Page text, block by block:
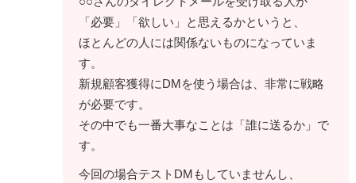
「必要」「欲しい」と思えるかというと、
ほとんどの人には関係ないものになっていま
す。
新規顧客獲得にDMを使う場合は、非常に戦略
が必要です。
その中でも一番大事なことは「誰に送るか」で
す。
今回の場合テストDMもしていませんし、